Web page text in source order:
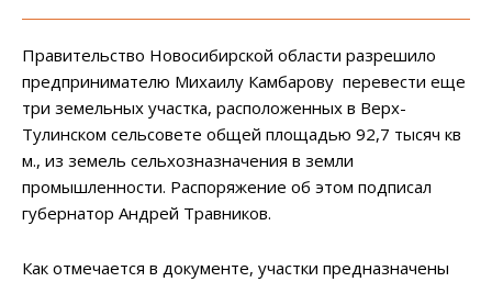
Правительство Новосибирской области разрешило
предпринимателю Михаилу Камбарову перевести еще
три земельных участка, расположенных в Верх-
Тулинском сельсовете общей площадью 92,7 тысяч кв
м., из земель сельхозназначения в земли
промышленности. Распоряжение об этом подписал
губернатор Андрей Травников.
Как отмечается в документе, участки предназначены